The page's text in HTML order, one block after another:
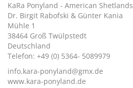
KaRa Ponyland - American Shetlands
Dr. Birgit Rabofski & Günter Kania
Mühle 1
38464 Groß Twülpstedt
Deutschland
Telefon: +49 (0) 5364- 5089979
info.kara-ponyland@gmx.de
www.kara-ponyland.de